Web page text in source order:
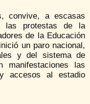
convive, a escasas
las protestas de la
de la Educación
un paro nacional,
y del sistema de
manifestaciones las
accesos al estadio